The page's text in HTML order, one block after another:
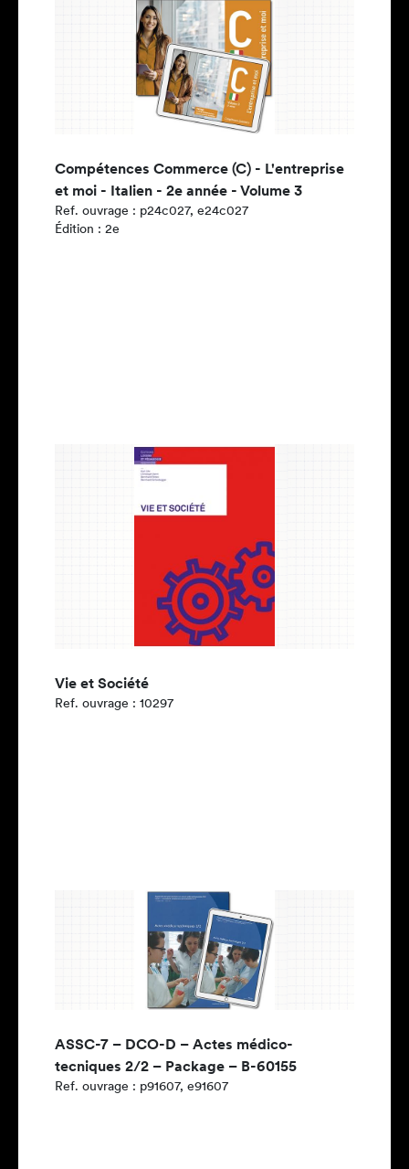
Compétences Commerce (C) - L'entreprise
et moi - Italien - 2e année - Volume 3
Ref. ouvrage : p24c027, e24c027
Édition : 2e
Vie et Société
Ref. ouvrage : 10297
ASSC-7 – DCO-D – Actes médico-
tecniques 2/2 – Package – B-60155
Ref. ouvrage : p91607, e91607